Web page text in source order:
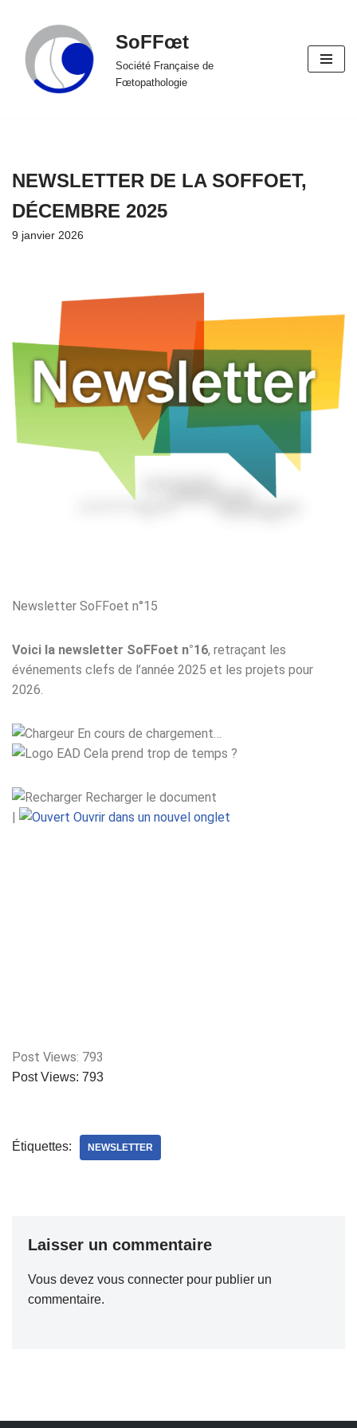
Aller
au
contenu
SoFFœt
Société Française de
Fœtopathologie
NEWSLETTER DE LA SOFFOET,
DÉCEMBRE 2025
9 janvier 2026
Newsletter SoFFoet n°15
Voici la newsletter SoFFoet n°16, retraçant les
événements clefs de l’année 2025 et les projets pour
2026.
En cours de chargement…
Cela prend trop de temps ?
Recharger le document
|
Ouvrir dans un nouvel onglet
Post Views: 793
Post Views: 793
Étiquettes: NEWSLETTER
Laisser un commentaire
Vous devez vous connecter pour publier un
commentaire.